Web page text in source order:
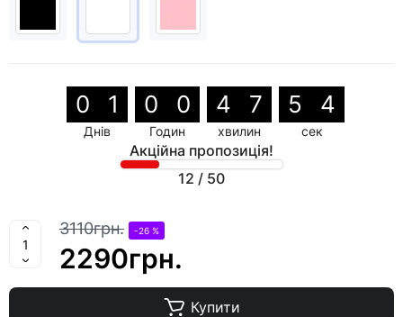
0 1
Днів
0 0
Годин
4 7
хвилин
5 3
сек
Акційна пропозиція!
12 / 50
3110грн. -26 %
2290грн.
Купити